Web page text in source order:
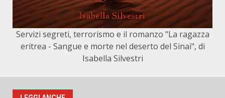
Servizi segreti, terrorismo e il romanzo "La ragazza
eritrea - Sangue e morte nel deserto del Sinai", di
Isabella Silvestri